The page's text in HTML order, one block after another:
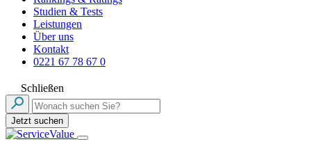
Studien & Tests
Leistungen
Über uns
Kontakt
0221 67 78 67 0
Schließen
Jetzt suchen